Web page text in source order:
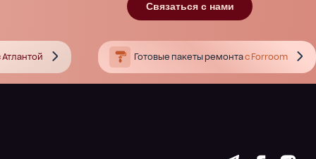
Связаться с нами
Атлантой Готовые пакеты ремонтас Forroom